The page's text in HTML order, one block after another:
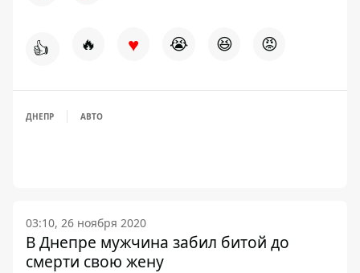
👍 🔥 ♥ 😭 😆 😡
ДНЕПР АВТО
03:10, 26 ноября 2020
В Днепре мужчина забил битой до
смерти свою жену